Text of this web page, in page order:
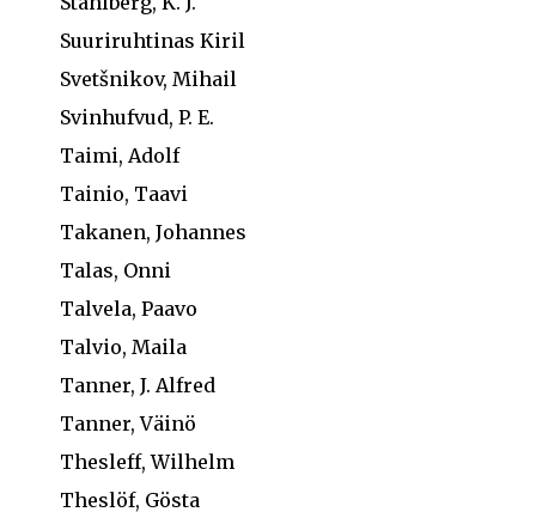
Suuriruhtinas Kiril
Svetšnikov, Mihail
Svinhufvud, P. E.
Taimi, Adolf
Tainio, Taavi
Takanen, Johannes
Talas, Onni
Talvela, Paavo
Talvio, Maila
Tanner, J. Alfred
Tanner, Väinö
Thesleff, Wilhelm
Theslöf, Gösta